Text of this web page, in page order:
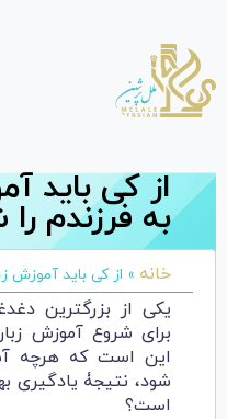
از کی باید
به فرزندم
خانه » از کی باید آموزش
یکی از بزرگترین
برای شروع آموزش
این است که هرچه
شود، نتیجۀ یادگیری
است؟